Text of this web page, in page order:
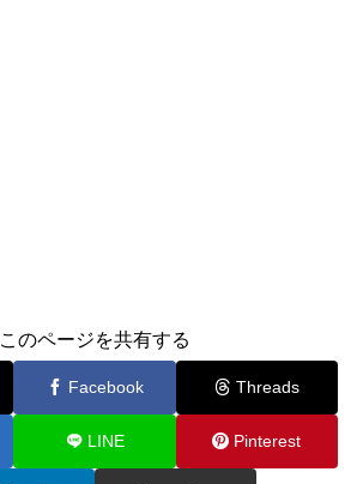
このページを共有する
Facebook Threads
LINE Pinterest